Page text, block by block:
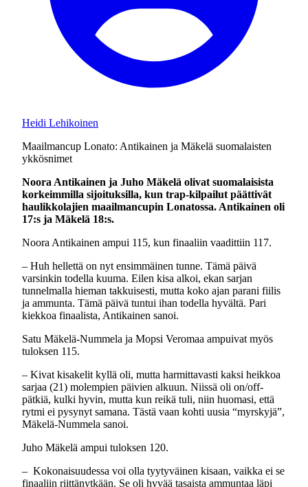
Heidi Lehikoinen
Maailmancup Lonato: Antikainen ja Mäkelä suomalaisten
ykkösnimet
Noora Antikainen ja Juho Mäkelä olivat suomalaisista
korkeimmilla sijoituksilla, kun trap-kilpailut päättivät
haulikkolajien maailmancupin Lonatossa. Antikainen oli
17:s ja Mäkelä 18:s.
Noora Antikainen ampui 115, kun finaaliin vaadittiin 117.
– Huh hellettä on nyt ensimmäinen tunne. Tämä päivä
varsinkin todella kuuma. Eilen kisa alkoi, ekan sarjan
tunnelmalla hieman takkuisesti, mutta koko ajan parani fiilis
ja ammunta. Tämä päivä tuntui ihan todella hyvältä. Pari
kiekkoa finaalista, Antikainen sanoi.
Satu Mäkelä-Nummela ja Mopsi Veromaa ampuivat myös
tuloksen 115.
– Kivat kisakelit kyllä oli, mutta harmittavasti kaksi heikkoa
sarjaa (21) molempien päivien alkuun. Niissä oli on/off-
pätkiä, kulki hyvin, mutta kun reikä tuli, niin huomasi, että
rytmi ei pysynyt samana. Tästä vaan kohti uusia “myrskyjä”,
Mäkelä-Nummela sanoi.
Juho Mäkelä ampui tuloksen 120.
– Kokonaisuudessa voi olla tyytyväinen kisaan, vaikka ei se
finaaliin riittänytkään. Se oli hyvää tasaista ammuntaa läpi